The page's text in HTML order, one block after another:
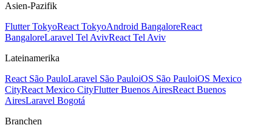
Asien-Pazifik
Flutter TokyoReact TokyoAndroid BangaloreReact
BangaloreLaravel Tel AvivReact Tel Aviv
Lateinamerika
React São PauloLaravel São PauloiOS São PauloiOS Mexico
CityReact Mexico CityFlutter Buenos AiresReact Buenos
AiresLaravel Bogotá
Branchen